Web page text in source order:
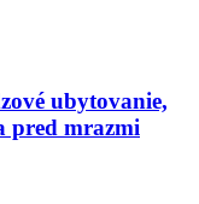
ubytovanie,
pred mrazmi